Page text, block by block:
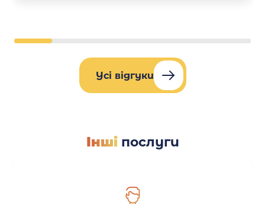
Усі відгуки
Іншіпослуги